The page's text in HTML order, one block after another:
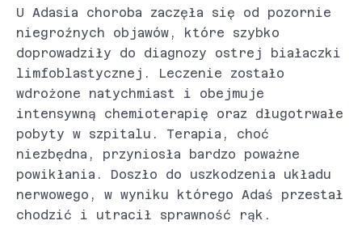
U Adasia choroba zaczęła się od pozornie
niegroźnych objawów, które szybko
doprowadziły do diagnozy ostrej białaczki
limfoblastycznej. Leczenie zostało
wdrożone natychmiast i obejmuje
intensywną chemioterapię oraz długotrwałe
pobyty w szpitalu. Terapia, choć
niezbędna, przyniosła bardzo poważne
powikłania. Doszło do uszkodzenia układu
nerwowego, w wyniku którego Adaś przestał
chodzić i utracił sprawność rąk.